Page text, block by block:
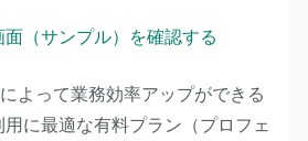
（サンプル）を確認する
よって業務効率アップができる
に最適な有料プラン（プロフェ